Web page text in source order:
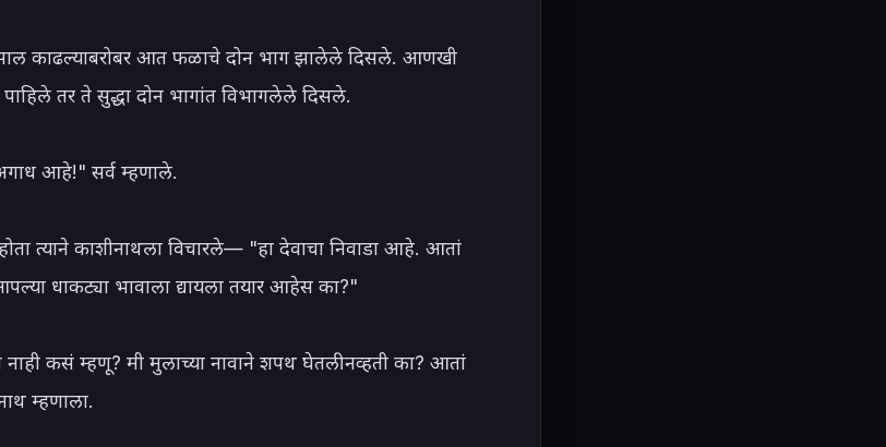
काढल्याबरोबर आत फळाचे दोन भाग झालेले दिसले. आणखी
तर ते सुद्धा दोन भागांत विभागलेले दिसले.
आहे!" सर्व म्हणाले.
त्याने काशीनाथला विचारले— "हा देवाचा निवाडा आहे. आतां
धाकट्या भावाला द्यायला तयार आहेस का?"
कसं म्हणू? मी मुलाच्या नावाने शपथ घेतली नव्हती का? आतां
म्हणाला.